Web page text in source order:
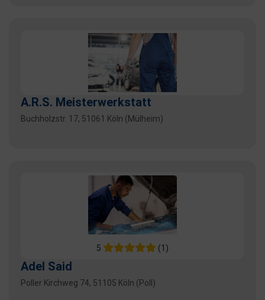
A.R.S. Meisterwerkstatt
Buchholzstr. 17, 51061 Köln (Mülheim)
5 (1)
Adel Said
Poller Kirchweg 74, 51105 Köln (Poll)